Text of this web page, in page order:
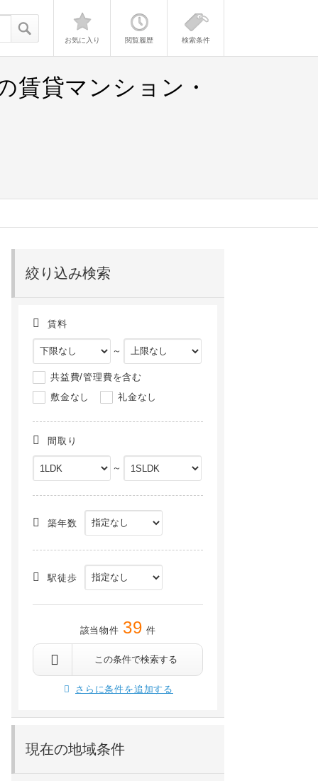
お気に入り 閲覧履歴 検索条件
賃貸マンション・
絞り込み検索
賃料
～
共益費/管理費を含む
敷金なし
礼金なし
間取り
～
築年数
駅徒歩
該当物件 39 件
この条件で検索する
さらに条件を追加する
現在の地域条件
福崎 徒歩7分甘地 徒歩47分
5.0万円/ －
3階 /1978年02月